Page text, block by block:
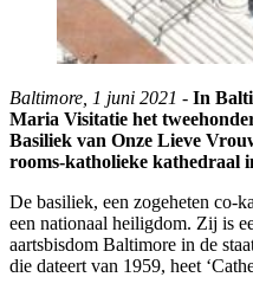
Baltimore, 1 juni 2021 - In
Maria Visitatie het
Basiliek van Onze Lieve
rooms-katholieke kathedraal
De basiliek, een zogeheten co-
een nationaal heiligdom. Zij is
aartsbisdom Baltimore in de
die dateert van 1959, heet